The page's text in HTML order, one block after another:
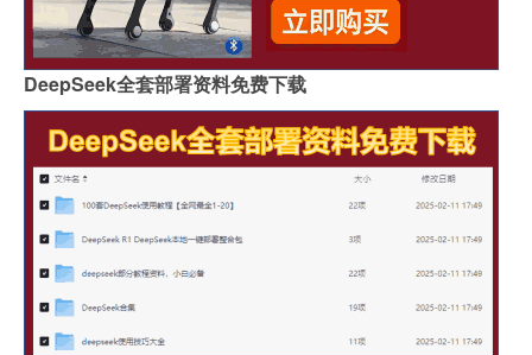
DeepSeek全套部署资料免费下载